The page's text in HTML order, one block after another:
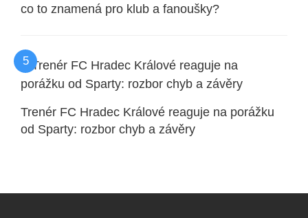
co to znamená pro klub a fanoušky?
Trenér FC Hradec Králové reaguje na porážku
od Sparty: rozbor chyb a závěry